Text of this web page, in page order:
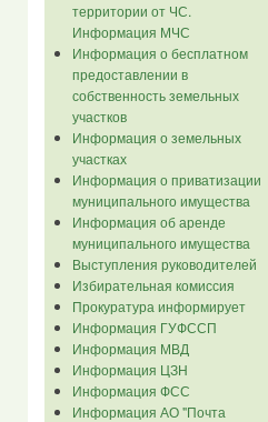
территории от ЧС.
Информация МЧС
Информация о бесплатном
предоставлении в
собственность земельных
участков
Информация о земельных
участках
Информация о приватизации
муниципального имущества
Информация об аренде
муниципального имущества
Выступления руководителей
Избирательная комиссия
Прокуратура информирует
Информация ГУФССП
Информация МВД
Информация ЦЗН
Информация ФСС
Информация АО "Почта